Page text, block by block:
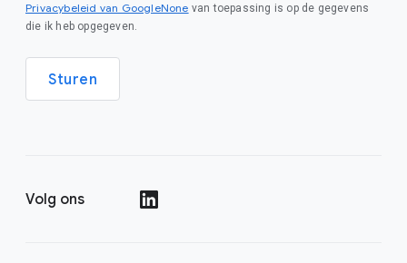
Privacybeleid van GoogleNone van toepassing is op de gegevens
die ik heb opgegeven.
Sturen
Volg ons